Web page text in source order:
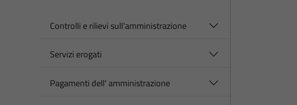
Controlli e rilievi sull'amministrazione
Servizi erogati
Pagamenti dell' amministrazione